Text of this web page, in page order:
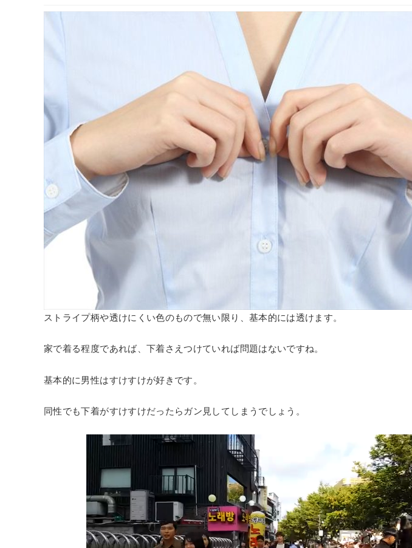
ストライプ柄や透けにくい色のもので無い限り、基本的には透けます。
家で着る程度であれば、下着さえつけていれば問題はないですね。
基本的に男性はすけすけが好きです。
同性でも下着がすけすけだったらガン見してしまうでしょう。